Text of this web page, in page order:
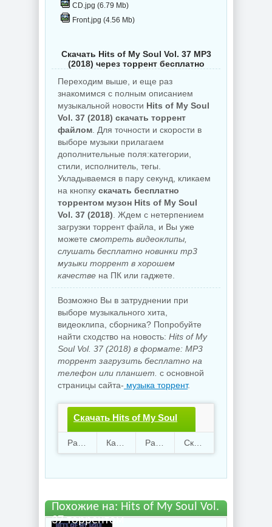
CD.jpg (6.79 Mb)
Front.jpg (4.56 Mb)
Скачать Hits of My Soul Vol. 37 MP3
(2018) через торрент бесплатно
Переходим выше, и еще раз
знакомимся с полным описанием
музыкальной новости Hits of My Soul
Vol. 37 (2018) скачать торрент
файлом . Для точности и скорости в
выборе музыки прилагаем
дополнительные поля:категории,
стили, исполнитель, тегы.
Укладываемся в пару секунд, кликаем
на кнопку скачать бесплатно
торрентом музон Hits of My Soul
Vol. 37 (2018) . Ждем с нетерпением
загрузки торрент файла, и Вы уже
можете смотреть видеоклипы,
слушать бесплатно новинки mp3
музыки торрент в хорошем
качестве на ПК или гаджете.
Возможно Вы в затруднении при
выборе музыкального хита,
видеоклипа, сборника? Попробуйте
найти сходство на новость: Hits of My
Soul Vol. 37 (2018) в формате: MP3
торрент загрузить бесплатно на
телефон или планшет. с основной
страницы сайта- музыка торрент.
Скачать Hits of My Soul
Vol. 37.torrent файл
94 84 854.1 Mb
Похожие на: Hits of My Soul Vol.
37 торрентом